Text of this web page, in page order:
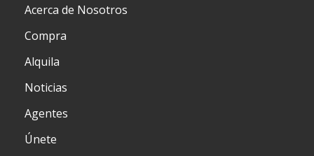
Acerca de Nosotros
Compra
Alquila
Noticias
Agentes
Únete